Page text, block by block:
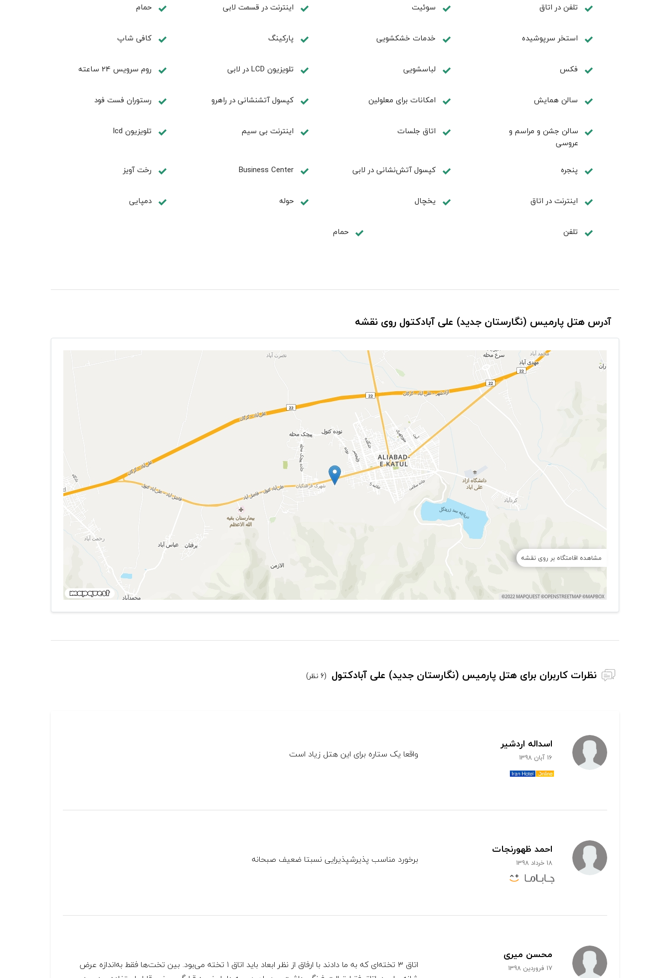
تلفن در اتاق سوئیت اینترنت در قسمت لابی حمام
استخر سرپوشیده خدمات خشکشویی پاركينگ كافی شاپ
فكس لباسشویی تلويزيون LCD در لابی روم سرويس 24 ساعته
سالن همايش امكانات برای معلولين کپسول آتشنشانی در راهرو رستوران فست فود
سالن جشن و مراسم و
عروسی
اتاق جلسات اینترنت بی سیم تلویزیون lcd
پنجره کپسول آتش‌نشانی در لابی Business Center رخت آویز
اینترنت در اتاق یخچال حوله دمپایی
تلفن حمام
آدرس هتل پارمیس (نگارستان جدید) علی آبادکتول روی نقشه
مشاهده اقامتگاه بر روی نقشه
نظرات کاربران برای هتل پارمیس (نگارستان جدید) علی آبادکتول (6 نظر)
اسداله اردشیر
16 آبان 1398 واقعا یک ستاره برای این هتل زیاد است
احمد ظهورنجات
18 خرداد 1398 برخورد مناسب پذیرشپذیرایی نسبتا ضعیف صبحانه
محسن میری
17 فروردین 1398
اتاق ۳ تخته‌ای که به ما دادند با ارفاق از نظر ابعاد باید اتاق ۱ تخته می‌بود. بین تخت‌ها فقط به‌اندازه عرض